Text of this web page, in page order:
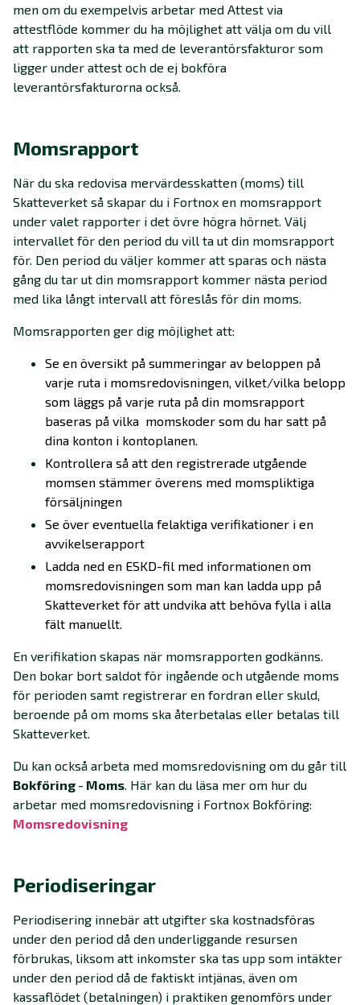
men om du exempelvis arbetar med Attest via
attestflöde kommer du ha möjlighet att välja om du vill
att rapporten ska ta med de leverantörsfakturor som
ligger under attest och de ej bokföra
leverantörsfakturorna också.
Momsrapport
När du ska redovisa mervärdesskatten (moms) till
Skatteverket så skapar du i Fortnox en momsrapport
under valet rapporter i det övre högra hörnet. Välj
intervallet för den period du vill ta ut din momsrapport
för. Den period du väljer kommer att sparas och nästa
gång du tar ut din momsrapport kommer nästa period
med lika långt intervall att föreslås för din moms.
Momsrapporten ger dig möjlighet att:
Se en översikt på summeringar av beloppen på
varje ruta i momsredovisningen, vilket/vilka belopp
som läggs på varje ruta på din momsrapport
baseras på vilka momskoder som du har satt på
dina konton i kontoplanen.
Kontrollera så att den registrerade utgående
momsen stämmer överens med momspliktiga
försäljningen
Se över eventuella felaktiga verifikationer i en
avvikelserapport
Ladda ned en ESKD-fil med informationen om
momsredovisningen som man kan ladda upp på
Skatteverket för att undvika att behöva fylla i alla
fält manuellt.
En verifikation skapas när momsrapporten godkänns.
Den bokar bort saldot för ingående och utgående moms
för perioden samt registrerar en fordran eller skuld,
beroende på om moms ska återbetalas eller betalas till
Skatteverket.
Du kan också arbeta med momsredovisning om du går till
Bokföring - Moms. Här kan du läsa mer om hur du
arbetar med momsredovisning i Fortnox Bokföring:
Momsredovisning
Periodiseringar
Periodisering innebär att utgifter ska kostnadsföras
under den period då den underliggande resursen
förbrukas, liksom att inkomster ska tas upp som intäkter
under den period då de faktiskt intjänas, även om
kassaflödet (betalningen) i praktiken genomförs under